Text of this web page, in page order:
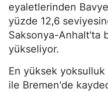
eyaletlerinden
yüzde 12,6
Saksonya-Anhalt'ta
yükseliyor.
En yüksek yoksulluk
ile Bremen'de